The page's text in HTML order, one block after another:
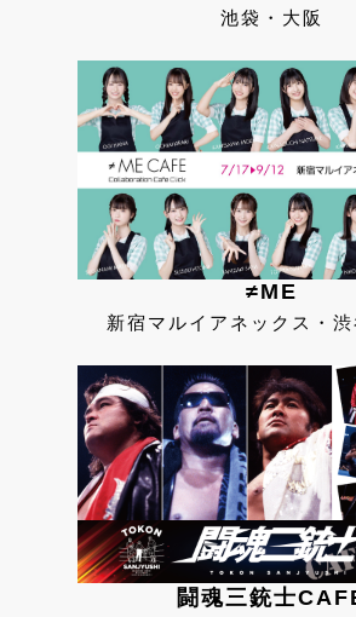
池袋・大阪
≠ME
新宿マルイアネックス・渋
闘魂三銃士